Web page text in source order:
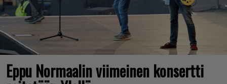
Eppu Normaalin viimeinen konsertti